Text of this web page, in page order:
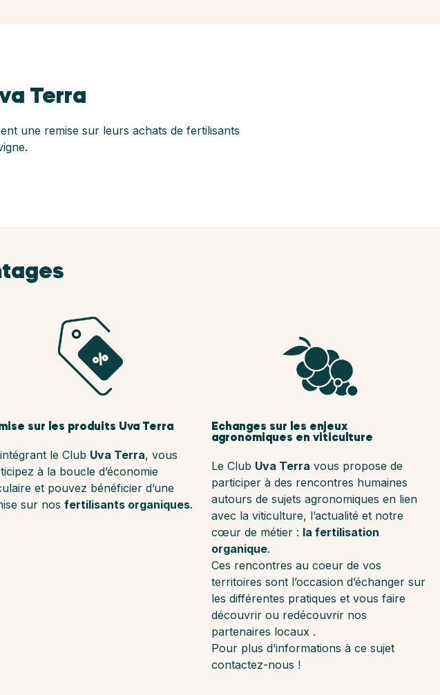
Terra
une remise sur leurs achats de fertilisants
sur les produits Uva Terra
le Club Uva Terra, vous
à la boucle d’économie
et pouvez bénéficier d’une
sur nos fertilisants organiques.
Echanges sur les enjeux
agronomiques en viticulture
Le Club Uva Terra vous propose de
participer à des rencontres humaines
autours de sujets agronomiques en lien
avec la viticulture, l’actualité et notre
cœur de métier : la fertilisation
organique.
Ces rencontres au coeur de vos
territoires sont l’occasion d’échanger sur
les différentes pratiques et vous faire
découvrir ou redécouvrir nos
partenaires locaux .
Pour plus d’informations à ce sujet
contactez-nous !